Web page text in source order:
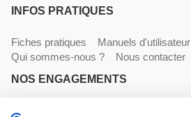
INFOS PRATIQUES
Fiches pratiques
Manuels d'utilisateur
Qui sommes-nous ?
Nous contacter
NOS ENGAGEMENTS
Livraisons